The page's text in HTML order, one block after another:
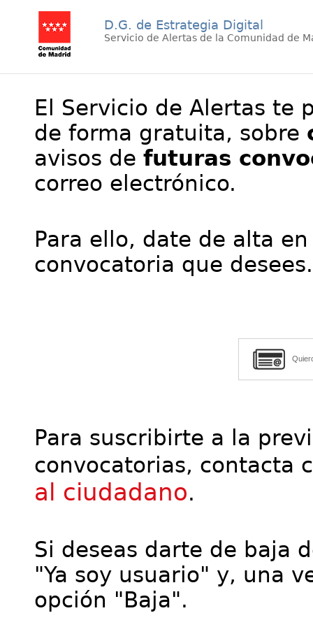
D.G. de Estrategia Digital
Servicio de Alertas de la Comunidad de
El Servicio de Alertas te
de forma gratuita, sobre
avisos de futuras
correo electrónico.
Para ello, date de alta
convocatoria que desees.
Para suscribirte a la
convocatorias, contacta
al ciudadano.
Si deseas darte de baja
"Ya soy usuario" y, una
opción "Baja".